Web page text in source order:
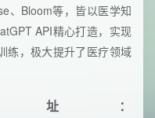
、Bloom等，皆以医学知
API精心打造，实现
练，极大提升了医疗领域
：